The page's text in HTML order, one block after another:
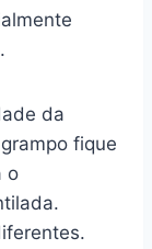
da
fique
o